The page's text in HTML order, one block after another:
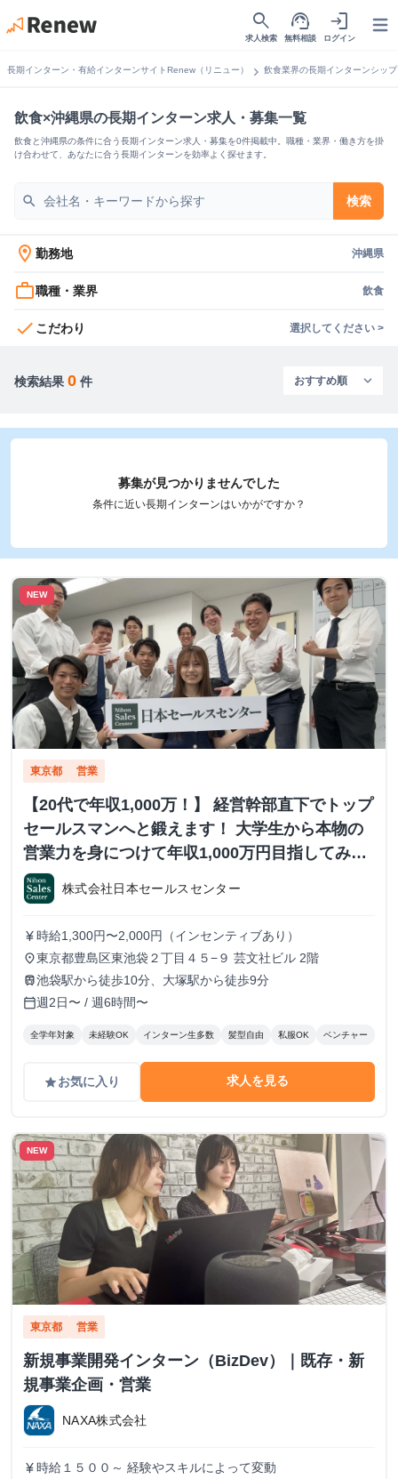
search
求人検索
support_agent
無料相談
login
ログイン
長期インターン・有給インターンサイトRenew（リニュー） chevron_right 飲食業界の長期インターンシップ
飲食×沖縄県の長期インターン求人・募集一覧
飲食と沖縄県の条件に合う長期インターン求人・募集を0件掲載中。職種・業界・働き方を掛
け合わせて、あなたに合う長期インターンを効率よく探せます。
search 検索
location_on 勤務地 沖縄県
work_outline職種・業界 飲食
check こだわり 選択してください >
検索結果 0 件
募集が見つかりませんでした
条件に近い長期インターンはいかがですか？
NEW
東京都 営業
【20代で年収1,000万！】 経営幹部直下でトップ
セールスマンへと鍛えます！ 大学生から本物の
営業力を身につけて年収1,000万円目指してみま
せんか？ ※当社直結内定あり #学歴不問 #未経験
可 #1.2年生可 - 株式会社日本セールスセンター
の長期・有給インターンシップ
株式会社日本セールスセンター
currency_yen 時給1,300円〜2,000円（インセンティブあり）
place東京都豊島区東池袋２丁目４５−９ 芸文社ビル 2階
train池袋駅から徒歩10分、大塚駅から徒歩9分
calendar_today週2日〜 / 週6時間〜
全学年対象 未経験OK インターン生多数 髪型自由 私服OK ベンチャー
gradeお気に入り 求人を見る
NEW
東京都 営業
新規事業開発インターン（BizDev）｜既存・新
規事業企画・営業
NAXA株式会社
currency_yen 時給１５００～ 経験やスキルによって変動